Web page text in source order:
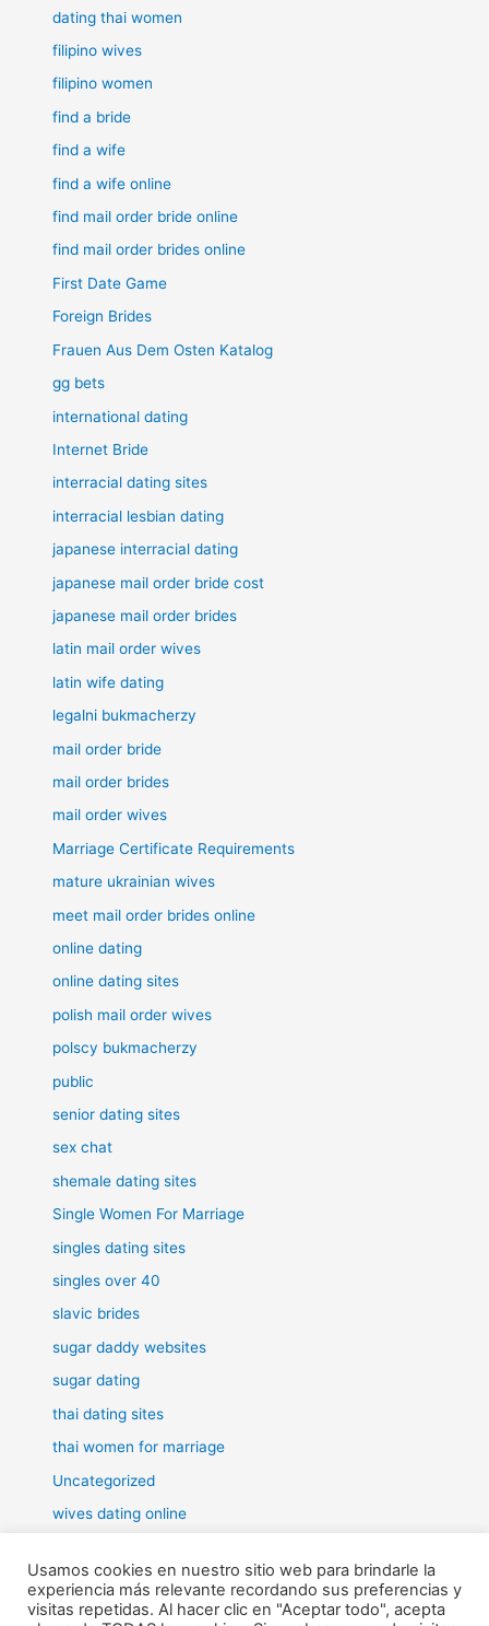
dating thai women
filipino wives
filipino women
find a bride
find a wife
find a wife online
find mail order bride online
find mail order brides online
First Date Game
Foreign Brides
Frauen Aus Dem Osten Katalog
gg bets
international dating
Internet Bride
interracial dating sites
interracial lesbian dating
japanese interracial dating
japanese mail order bride cost
japanese mail order brides
latin mail order wives
latin wife dating
legalni bukmacherzy
mail order bride
mail order brides
mail order wives
Marriage Certificate Requirements
mature ukrainian wives
meet mail order brides online
online dating
online dating sites
polish mail order wives
polscy bukmacherzy
public
senior dating sites
sex chat
shemale dating sites
Single Women For Marriage
singles dating sites
singles over 40
slavic brides
sugar daddy websites
sugar dating
thai dating sites
thai women for marriage
Uncategorized
wives dating online
Usamos cookies en nuestro sitio web para brindarle la
experiencia más relevante recordando sus preferencias y
visitas repetidas. Al hacer clic en "Aceptar todo", acepta